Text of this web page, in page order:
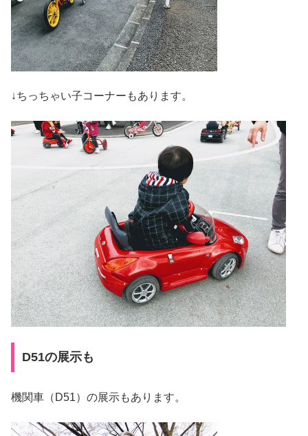
↓ちっちゃい子コーナーもあります。
D51の展示も
機関車（D51）の展示もあります。